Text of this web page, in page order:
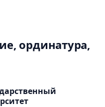
ординатура,